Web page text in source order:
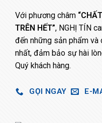
Với phương châm
TRÊN HẾT”, NGHỊ TÍN
đến những sản phẩm và
nhất, đảm bảo sự hài
Quý khách hàng.
GỌI NGAY E-